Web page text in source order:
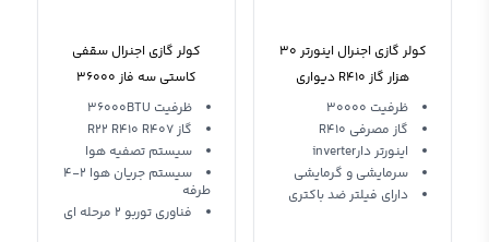
کولر گازی اجنرال اینورتر 30
هزار گاز R410 دیواری
Ogeneral ASGS30LFCA
ظرفیت 30000
گاز مصرفی R410
اینورتر دارinverter
سرمایشی و گرمایشی
دارای فیلتر ضد باکتری
کولر گازی اجنرال سقفی
کاستی سه فاز 36000
AUG36AB Ogenral T3 R22
ظرفیت 36000BTU
گاز R22 R410 R407
سیستم تصفیه هوا
سیستم جریان هوا 2-4
طرفه
فناوری توربو 2 مرحله ای